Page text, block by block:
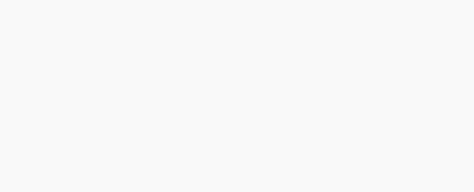
Ce système de trace est basé sur les cookies. Ces fichiers ne peuvent en aucun cas
ordinateur, ni l'affecter d'aucune façon, vous pourrez les supprimer à tout moment